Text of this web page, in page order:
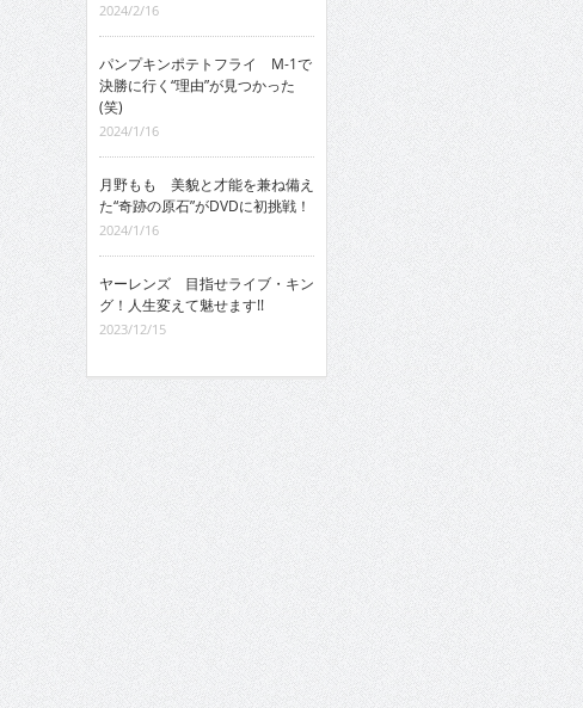
2024/2/16
パンプキンポテトフライ M-1で
決勝に行く“理由”が見つかった
(笑)
2024/1/16
月野もも 美貌と才能を兼ね備え
た“奇跡の原石”がDVDに初挑戦！
2024/1/16
ヤーレンズ 目指せライブ・キン
グ！人生変えて魅せます!!
2023/12/15